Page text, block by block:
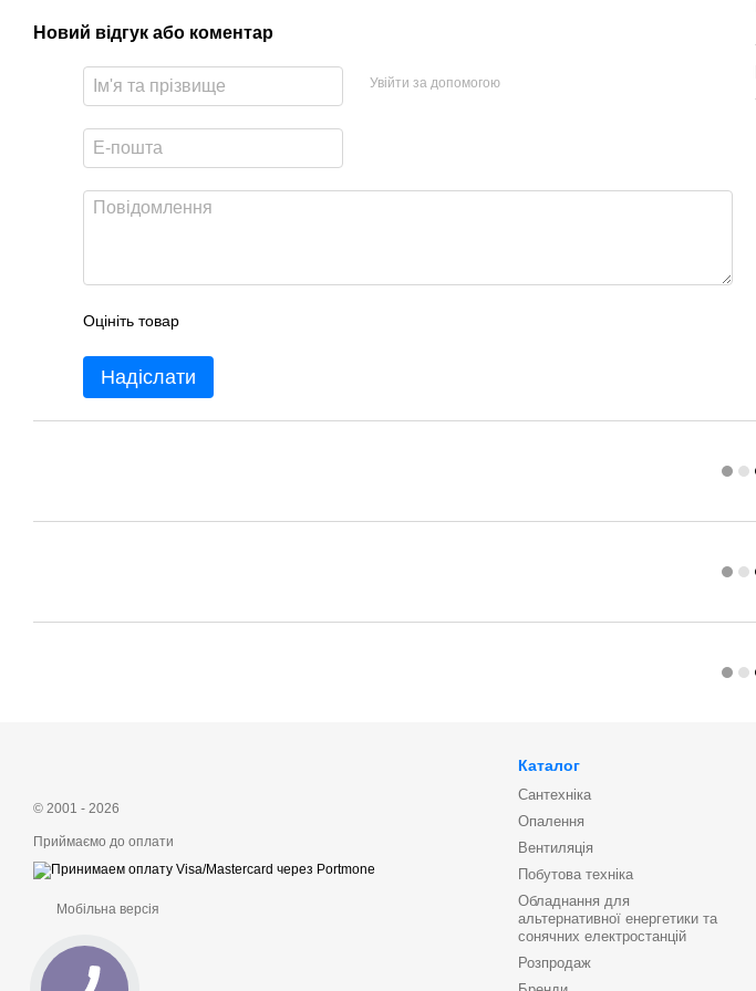
Новий відгук або коментар
Увійти за допомогою
Оцініть товар
Надіслати
© 2001 - 2026
Приймаємо до оплати
Мобільна версія
Каталог
Сантехніка
Опалення
Вентиляція
Побутова техніка
Обладнання для
альтернативної енергетики та
сонячних електростанцій
Розпродаж